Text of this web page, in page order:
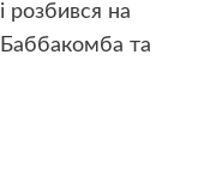
розбився на
та